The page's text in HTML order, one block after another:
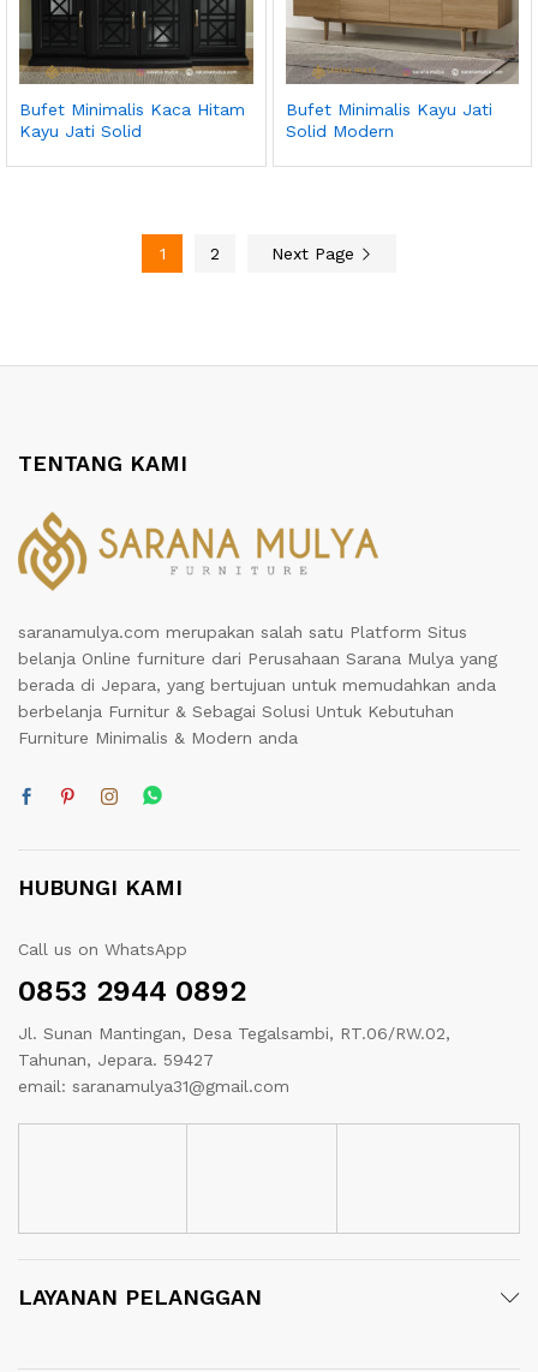
Bufet Minimalis Kaca Hitam
Kayu Jati Solid
Bufet Minimalis Kayu Jati
Solid Modern
1 2 Next Page
TENTANG KAMI
saranamulya.com merupakan salah satu Platform Situs
belanja Online furniture dari Perusahaan Sarana Mulya yang
berada di Jepara, yang bertujuan untuk memudahkan anda
berbelanja Furnitur & Sebagai Solusi Untuk Kebutuhan
Furniture Minimalis & Modern anda
HUBUNGI KAMI
Call us on WhatsApp
0853 2944 0892
Jl. Sunan Mantingan, Desa Tegalsambi, RT.06/RW.02,
Tahunan, Jepara. 59427
email: saranamulya31@gmail.com
LAYANAN PELANGGAN